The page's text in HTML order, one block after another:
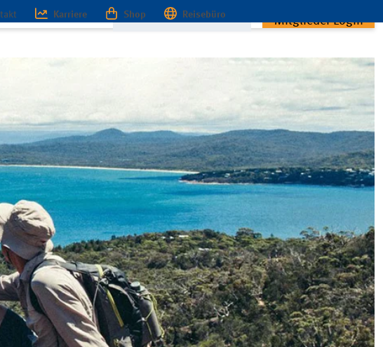
Karriere Shop Reisebüro Mitglieder Login